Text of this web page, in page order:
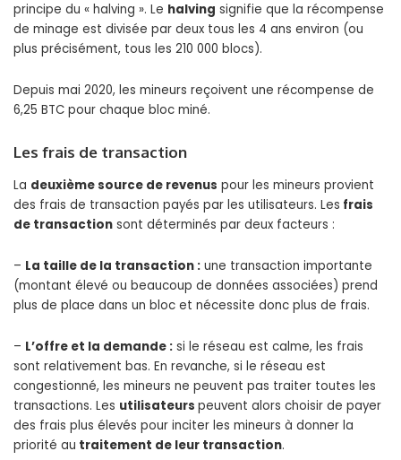
principe du « halving ». Le halving signifie que la récompense
de minage est divisée par deux tous les 4 ans environ (ou
plus précisément, tous les 210 000 blocs).
Depuis mai 2020, les mineurs reçoivent une récompense de
6,25 BTC pour chaque bloc miné.
Les frais de transaction
La deuxième source de revenus pour les mineurs provient
des frais de transaction payés par les utilisateurs. Les frais
de transaction sont déterminés par deux facteurs :
– La taille de la transaction : une transaction importante
(montant élevé ou beaucoup de données associées) prend
plus de place dans un bloc et nécessite donc plus de frais.
– L’offre et la demande : si le réseau est calme, les frais
sont relativement bas. En revanche, si le réseau est
congestionné, les mineurs ne peuvent pas traiter toutes les
transactions. Les utilisateurs peuvent alors choisir de payer
des frais plus élevés pour inciter les mineurs à donner la
priorité au traitement de leur transaction.